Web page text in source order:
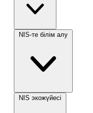
NIS-те білім алу
NIS экожүйесі